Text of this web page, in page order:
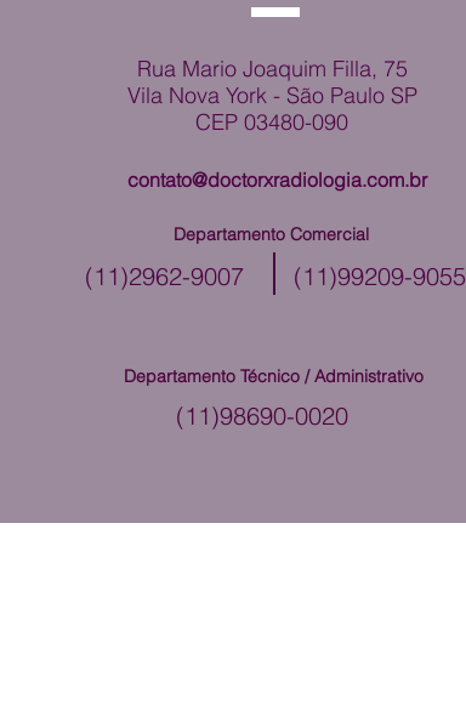
Rua Mario Joaquim Filla, 75
Vila Nova York - São Paulo SP
CEP 03480-090
contato@doctorxradiologia.com.br
Departamento Comercial
(11)2962-9007 (11)99209-9055
Departamento Técnico / Administrativo
(11)98690-0020